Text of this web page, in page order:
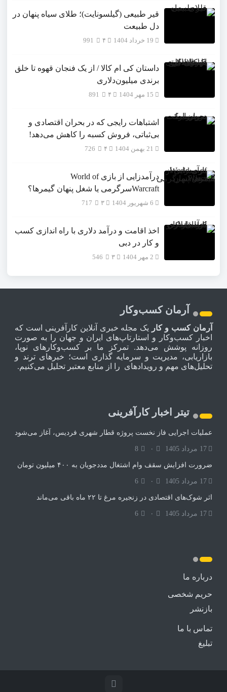
قیر طبیعی (گیلسونایت)؛ طلای سیاه پنهان در
دل طبیعت
19 خرداد 1404 991
داستان کی ام کالا / از یک فنجان قهوه تا خلق
برندی میلیون‌دلاری
15 مهر 1404 891
اشتباهات رایجی که در بحران اقتصادی و
بی‌ثباتی، فروش کسبه را کاهش می‌دهد!
21 بهمن 1404 726
درآمدزایی از بازی World of
Warcraftسرگرمی یا شغل پنهان گیمرها؟
6 شهریور 1404 717
اخذ اقامت و درآمد دلاری با راه اندازی کسب
و کار در دبی
2 مهر 1404 546
آرمان کسب‌وکار
آرمان کسب و کار یک مجله خبری آنلاین کارآفرینی است که
اخبار کسب‌وکار و استارتاپ‌های ایران و جهان را به صورت
روزانه پوشش می‌دهد. تمرکز ما بر کسب‌وکارهای نوپا،
بازاریابی، مدیریت و سرمایه گذاری است؛ خبرهای ترند و
تحلیل‌های مهم و رویدادهای را از منابع معتبر تحلیل می‌کنیم.
تیتر اخبار کارآفرینی
عملیات اجرایی فاز نخست پروژه قطار شهری فردیس، آغاز می‌شود
17 مرداد 1405 8
ضرورت افزایش سقف وام اشتغال مددجویان به ۴۰۰ میلیون تومان
17 مرداد 1405 6
اثر شوک‌های اقتصادی در زنجیره مرغ تا ۲۲ ماه باقی می‌ماند
17 مرداد 1405 6
درباره ما
حریم شخصی
بازنشر
تماس با ما
تبلیغ